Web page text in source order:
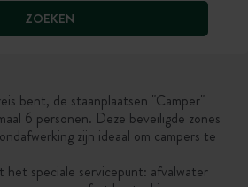
ZOEKEN
bent, de staanplaatsen "Camper"
6 personen. Deze beveiligde zones
zijn ideaal om campers te
speciale servicepunt: afvalwater